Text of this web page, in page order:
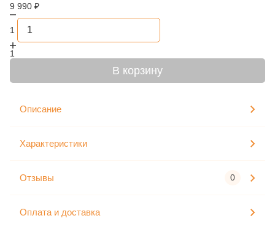
9 990 ₽
1
1
В корзину
Описание
Характеристики
Отзывы 0
Оплата и доставка